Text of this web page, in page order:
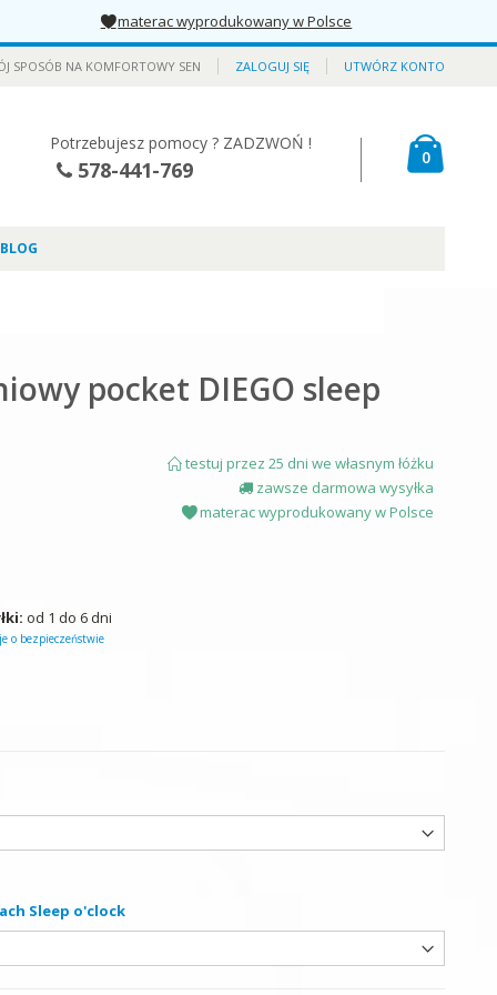
materac wyprodukowany w Polsce
SPOSÓB NA KOMFORTOWY SEN ZALOGUJ SIĘ UTWÓRZ KONTO
0
Potrzebujesz pomocy ? ZADZWOŃ !
578-441-769
BLOG
pocket DIEGO sleep
testuj przez 25 dni we własnym łóżku
zawsze darmowa wysyłka
materac wyprodukowany w Polsce
od 1 do 6 dni
o bezpieczeństwie
Sleep o'clock